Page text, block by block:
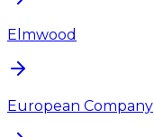
Elmwood
European Company